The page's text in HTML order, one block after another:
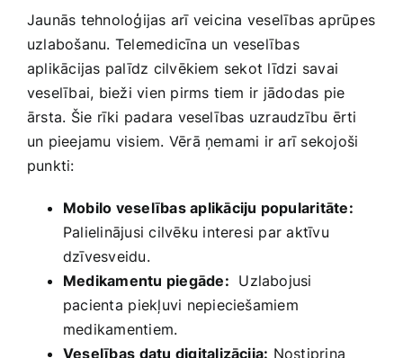
Jaunās tehnoloģijas arī⁤ veicina veselības aprūpes
‌uzlabošanu. Telemedicīna un veselības
aplikācijas palīdz cilvēkiem sekot līdzi savai
veselībai, bieži vien pirms tiem ir jādodas ‌pie
ārsta. Šie rīki​ padara ‍veselības uzraudzību ērti
un pieejamu visiem. ​Vērā ņemami ir arī sekojoši
punkti:
Mobilo veselības aplikāciju popularitāte:
Palielinājusi cilvēku interesi par aktīvu
dzīvesveidu.
Medikamentu piegāde: ‌ Uzlabojusi⁤
pacienta ⁢piekļuvi nepieciešamiem
medikamentiem.
Veselības ⁤datu digitalizācija: ‌Nostiprina